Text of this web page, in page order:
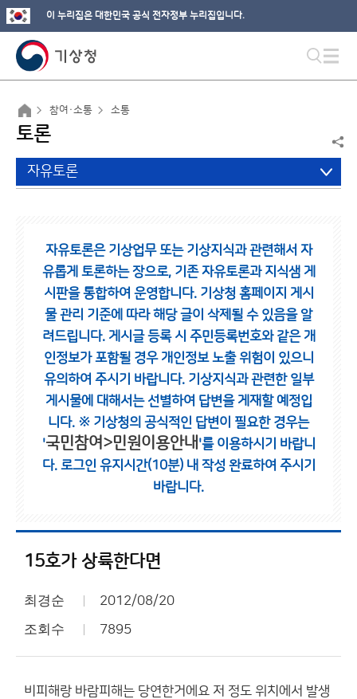
이 누리집은 대한민국 공식 전자정부 누리집입니다.
참여·소통 소통
토론
자유토론
자유토론은 기상업무 또는 기상지식과 관련해서 자
유롭게 토론하는 장으로, 기존 자유토론과 지식샘 게
시판을 통합하여 운영합니다. 기상청 홈페이지 게시
물 관리 기준에 따라 해당 글이 삭제될 수 있음을 알
려드립니다. 게시글 등록 시 주민등록번호와 같은 개
인정보가 포함될 경우 개인정보 노출 위험이 있으니
유의하여 주시기 바랍니다. 기상지식과 관련한 일부
게시물에 대해서는 선별하여 답변을 게재할 예정입
니다. ※ 기상청의 공식적인 답변이 필요한 경우는
'국민참여>민원이용안내 '를 이용하시기 바랍니
다. 로그인 유지시간(10분) 내 작성 완료하여 주시기
바랍니다.
15호가 상륙한다면
최경순 2012/08/20
조회수 7895
비피해랑 바람피해는 당연한거에요 저 정도 위치에서 발생